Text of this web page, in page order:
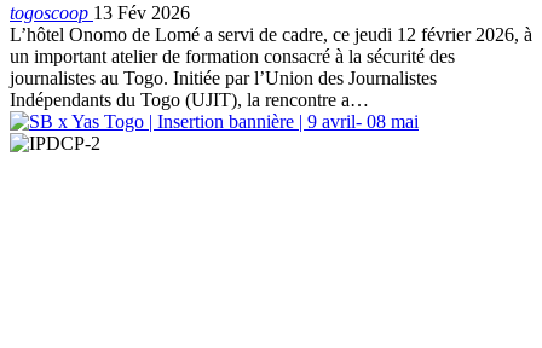
togoscoop 13 Fév 2026
L’hôtel Onomo de Lomé a servi de cadre, ce jeudi 12 février 2026, à
un important atelier de formation consacré à la sécurité des
journalistes au Togo. Initiée par l’Union des Journalistes
Indépendants du Togo (UJIT), la rencontre a…